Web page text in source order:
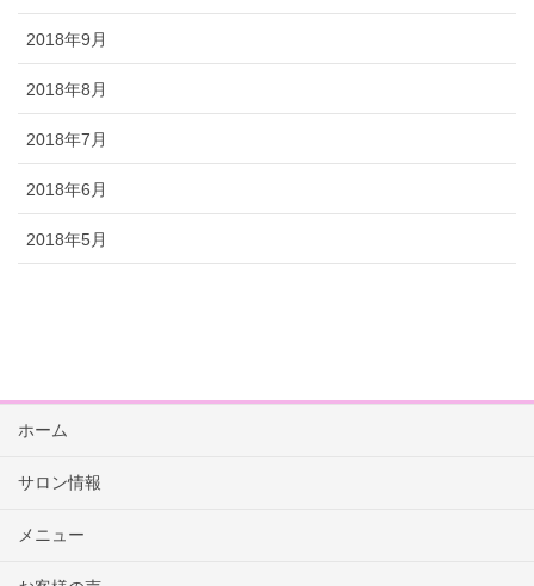
2018年9月
2018年8月
2018年7月
2018年6月
2018年5月
ホーム
サロン情報
メニュー